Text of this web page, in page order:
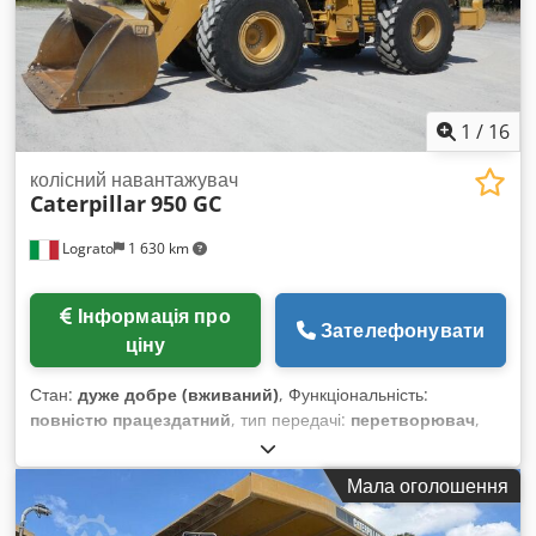
1 / 16
Lograto 1 630 km
колісний навантажувач
Caterpillar950 GC
ціну
Зателефонувати
Стан: дуже добре (вживаний), Функціональність:
повністю працездатний, тип передачі: перетворювач,
, загальна вага:
реєстрація:01/2022, Рік виготовлення:2021, Обладнання:
кондиціонер
Мала оголошення